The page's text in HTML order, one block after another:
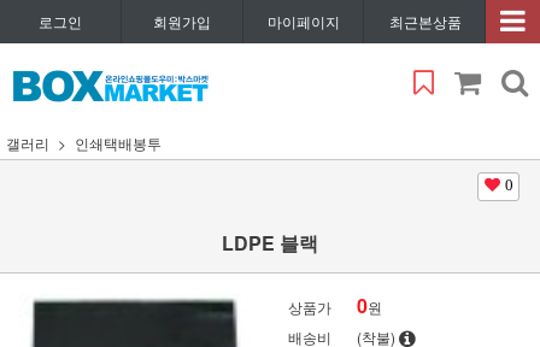
로그인 회원가입 마이페이지 최근본상품
갤러리 인쇄택배봉투
0
LDPE 블랙
상품가 0원
배송비
(착불)